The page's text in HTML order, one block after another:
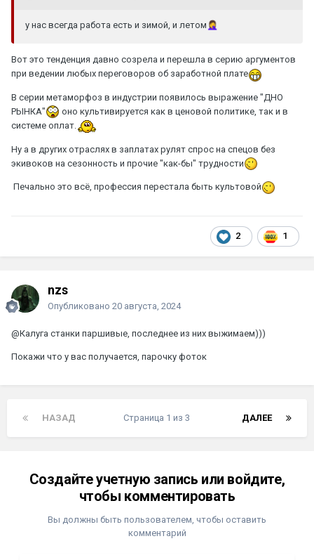
у нас всегда работа есть и зимой, и летом 🤦‍♀️
Вот это тенденция давно созрела и перешла в серию аргументов
при ведении любых переговоров об заработной плате
В серии метаморфоз в индустрии появилось выражение "ДНО
РЫНКА"
оно культивируется как в ценовой политике, так и в
системе оплат.
Ну а в других отраслях в заплатах рулят спрос на спецов без
экивоков на сезонность и прочие "как-бы" трудности
Печально это всё, профессия перестала быть культовой
2 1
nzs
Опубликовано 20 августа, 2024
@Калуга станки паршивые, последнее из них выжимаем)))
Покажи что у вас получается, парочку фоток
НАЗАД ДАЛЕЕ
Страница 1 из 3
Создайте учетную запись или войдите,
чтобы комментировать
Вы должны быть пользователем, чтобы оставить
комментарий